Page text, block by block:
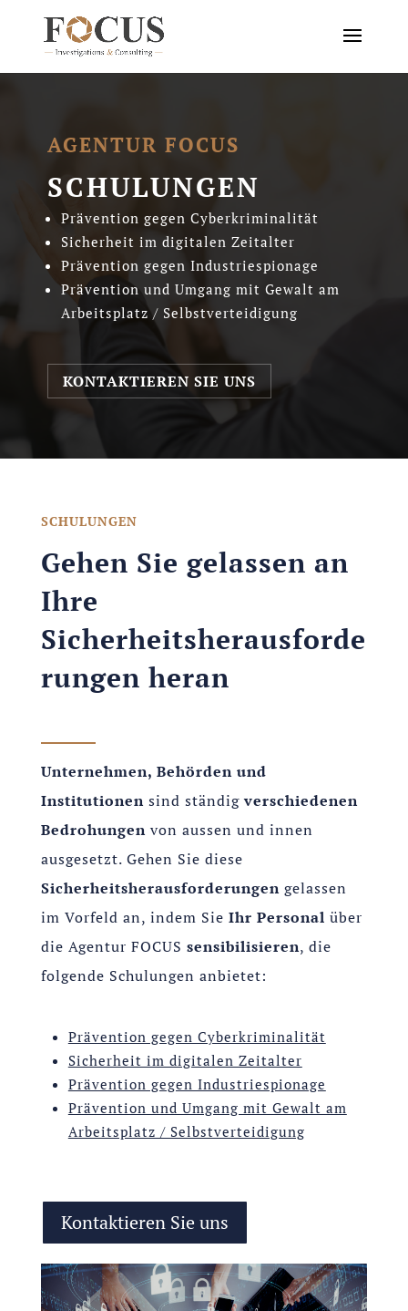
AGENTUR FOCUS
SCHULUNGEN
Prävention gegen Cyberkriminalität
Sicherheit im digitalen Zeitalter
Prävention gegen Industriespionage
Prävention und Umgang mit Gewalt am
Arbeitsplatz / Selbstverteidigung
KONTAKTIEREN SIE UNS
SCHULUNGEN
Gehen Sie gelassen an
Ihre
Sicherheitsherausforde
rungen heran
Unternehmen, Behörden und
Institutionensind ständigverschiedenen
Bedrohungenvon aussen und innen
ausgesetzt. Gehen Sie diese
Sicherheitsherausforderungengelassen
im Vorfeld an, indem Sie Ihr Personal über
die Agentur FOCUS sensibilisieren, die
folgende Schulungen anbietet:
Prävention gegen Cyberkriminalität
Sicherheit im digitalen Zeitalter
Prävention gegen Industriespionage
Prävention und Umgang mit Gewalt am
Arbeitsplatz / Selbstverteidigung
Kontaktieren Sie uns